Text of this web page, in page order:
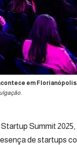
em
Startup Summit 2025
de startups